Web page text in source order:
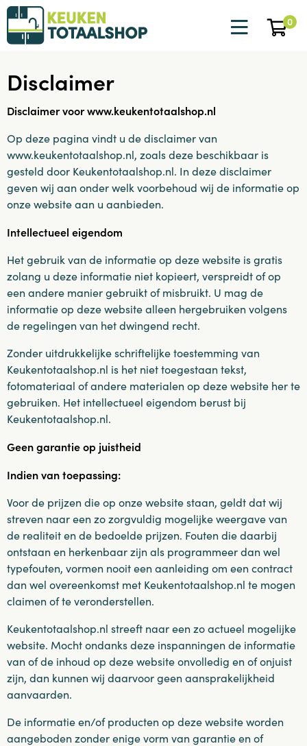
0
Disclaimer
Disclaimer voor www.keukentotaalshop.nl
Op deze pagina vindt u de disclaimer van
www.keukentotaalshop.nl, zoals deze beschikbaar is
gesteld door Keukentotaalshop.nl. In deze disclaimer
geven wij aan onder welk voorbehoud wij de informatie op
onze website aan u aanbieden.
Intellectueel eigendom
Het gebruik van de informatie op deze website is gratis
zolang u deze informatie niet kopieert, verspreidt of op
een andere manier gebruikt of misbruikt. U mag de
informatie op deze website alleen hergebruiken volgens
de regelingen van het dwingend recht.
Zonder uitdrukkelijke schriftelijke toestemming van
Keukentotaalshop.nl is het niet toegestaan tekst,
fotomateriaal of andere materialen op deze website her te
gebruiken. Het intellectueel eigendom berust bij
Keukentotaalshop.nl.
Geen garantie op juistheid
Indien van toepassing:
Voor de prijzen die op onze website staan, geldt dat wij
streven naar een zo zorgvuldig mogelijke weergave van
de realiteit en de bedoelde prijzen. Fouten die daarbij
ontstaan en herkenbaar zijn als programmeer dan wel
typefouten, vormen nooit een aanleiding om een contract
dan wel overeenkomst met Keukentotaalshop.nl te mogen
claimen of te veronderstellen.
Keukentotaalshop.nl streeft naar een zo actueel mogelijke
website. Mocht ondanks deze inspanningen de informatie
van of de inhoud op deze website onvolledig en of onjuist
zijn, dan kunnen wij daarvoor geen aansprakelijkheid
aanvaarden.
De informatie en/of producten op deze website worden
aangeboden zonder enige vorm van garantie en of